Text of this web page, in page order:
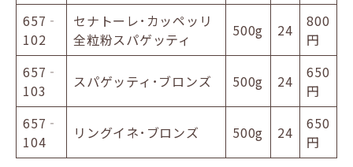
657‐
102
セナトーレ･カッペッリ
全粒粉スパゲッティ
500g 24
800
円
657‐
103
スパゲッティ･ブロンズ 500g 24
650
円
657‐
104
リングイネ･ブロンズ 500g 24
650
円